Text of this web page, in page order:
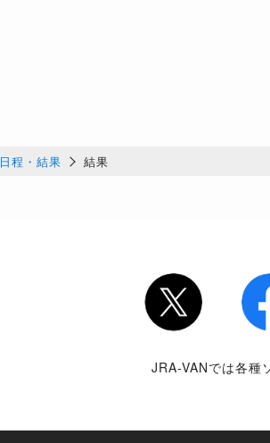
日程・結果 結果
Twitter
JRA-VANでは各種